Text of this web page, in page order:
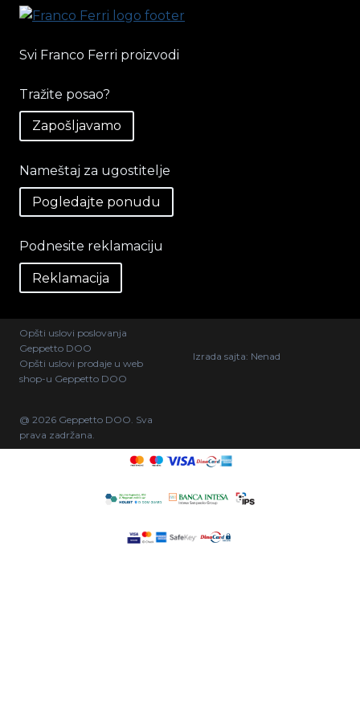
Svi Franco Ferri proizvodi
Tražite posao?
Zapošljavamo
Nameštaj za ugostitelje
Pogledajte ponudu
Podnesite reklamaciju
Reklamacija
Opšti uslovi poslovanja
Geppetto DOO
Opšti uslovi prodaje u web
shop-u Geppetto DOO
Izrada sajta: Nenad
@ 2026 Geppetto DOO. Sva
prava zadržana.